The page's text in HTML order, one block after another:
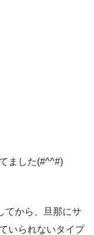
ました(#^^#)
てから、旦那にサ
いられないタイプ